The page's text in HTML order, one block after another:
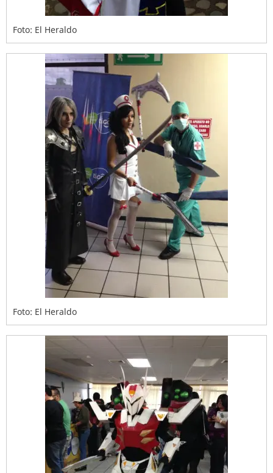
Foto: El Heraldo
Foto: El Heraldo